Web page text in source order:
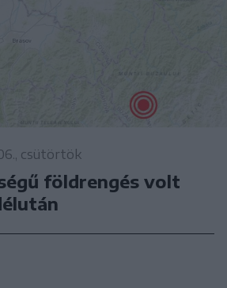
csütörtök
földrengés volt